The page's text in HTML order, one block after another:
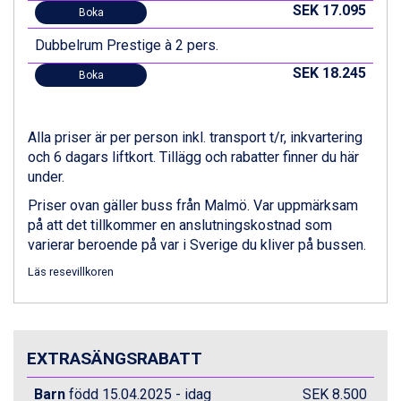
St. Anton från 11.245 kr.
Zell am See från 6.295 kr.
Canazei från 7.195 kr.
Livigno från 5.595 kr.
Ponte di Legno från 7.395 kr.
Alleghe från 8.545 kr.
Bad Gastein från 6.295 kr.
Arabba från 11.045 kr.
Cervinia från 8.245 kr.
Saalbach från 9.445 kr.
Bad Hofgastein från 8.595 kr.
Passo Tonale från 5.895 kr.
Champoluc från 5.945 kr.
Fieberbrunn från 9.645 kr.
Ischgl från 11.295 kr.
Wagrain från 7.095 kr.
Boka SEK 17.095
Dubbelrum Prestige à 2 pers.
Boka SEK 18.245
Alla priser är per person inkl. transport t/r, inkvartering
och 6 dagars liftkort. Tillägg och rabatter finner du här
under.
Priser ovan gäller buss från Malmö. Var uppmärksam
på att det tillkommer en anslutningskostnad som
varierar beroende på var i Sverige du kliver på bussen.
Läs resevillkoren
EXTRASÄNGSRABATT
Barn född 15.04.2025 - idag SEK 8.500